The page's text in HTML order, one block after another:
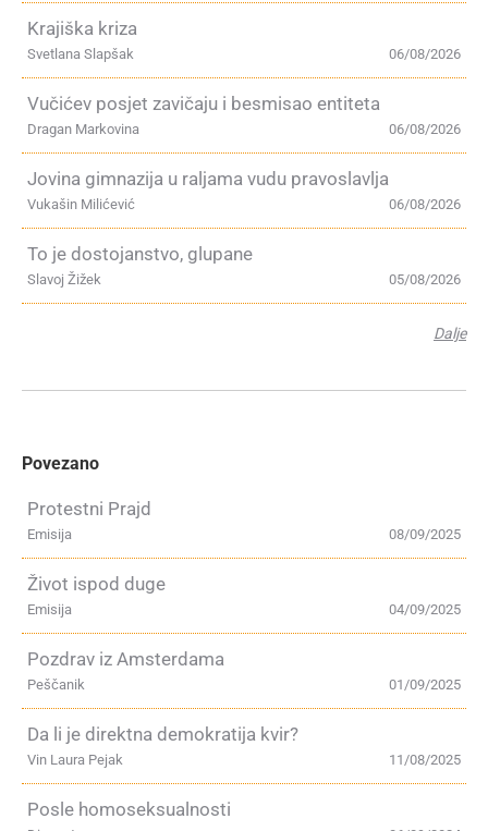
Krajiška kriza
06/08/2026
Svetlana Slapšak
Vučićev posjet zavičaju i besmisao entiteta
06/08/2026
Dragan Markovina
Jovina gimnazija u raljama vudu pravoslavlja
06/08/2026
Vukašin Milićević
To je dostojanstvo, glupane
05/08/2026
Slavoj Žižek
Dalje
Povezano
Protestni Prajd
08/09/2025
Emisija
Život ispod duge
04/09/2025
Emisija
Pozdrav iz Amsterdama
01/09/2025
Peščanik
Da li je direktna demokratija kvir?
11/08/2025
Vin Laura Pejak
Posle homoseksualnosti